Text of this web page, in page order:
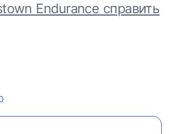
Endurance справить